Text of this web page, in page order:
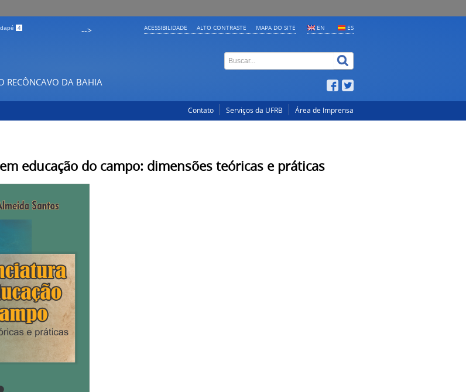
4 EN ES
--> ACESSIBILIDADE ALTO CONTRASTE MAPA DO SITE
RECÔNCAVO DA BAHIA
Contato Serviços da UFRB Área de Imprensa
educação do campo: dimensões teóricas e práticas